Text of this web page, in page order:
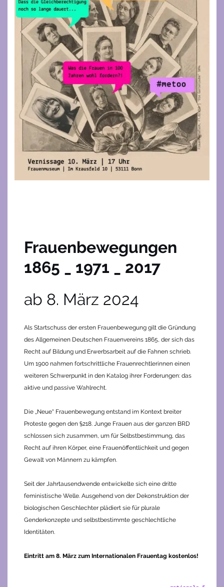
Frauenbewegungen
1865 _ 1971 _ 2017
ab 8. März 2024
Als Startschuss der ersten Frauenbewegung gilt die Gründung
des Allgemeinen Deutschen Frauenvereins 1865, der sich das
Recht auf Bildung und Erwerbsarbeit auf die Fahnen schrieb.
Um 1900 nahmen fortschrittliche Frauenrechtlerinnen einen
weiteren Schwerpunkt in den Katalog ihrer Forderungen: das
aktive und passive Wahlrecht.
Die „Neue“ Frauenbewegung entstand im Kontext breiter
Proteste gegen den §218. Junge Frauen aus der ganzen BRD
schlossen sich zusammen, um für Selbstbestimmung, das
Recht auf ihren Körper, eine Frauenöffentlichkeit und gegen
Gewalt von Männern zu kämpfen.
Seit der Jahrtausendwende entwickelte sich eine dritte
feministische Welle. Ausgehend von der Dekonstruktion der
biologischen Geschlechter plädiert sie für plurale
Genderkonzepte und selbstbestimmte geschlechtliche
Identitäten.
Eintritt am 8. März zum Internationalen Frauentag kostenlos!